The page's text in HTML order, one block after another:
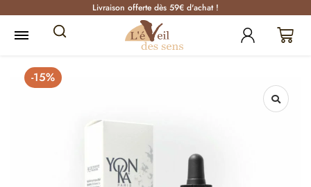
Livraison offerte dès 59€ d'achat !
-15%